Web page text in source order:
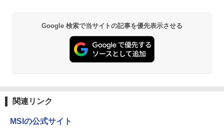
Google 検索で当サイトの記事を優先表示させる
関連リンク
MSIの公式サイト